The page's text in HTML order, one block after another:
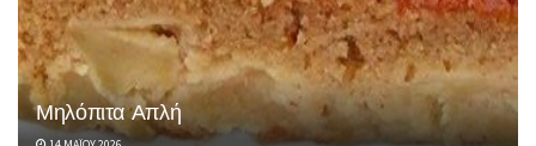
Μηλόπιτα Απλή